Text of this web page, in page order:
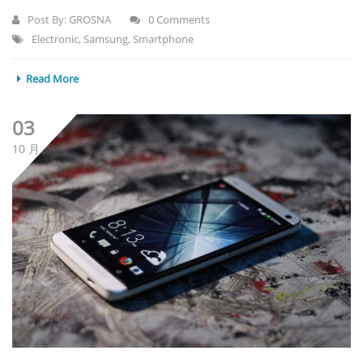
Post By: GROSNA
0 Comments
Electronic, Samsung, Smartphone
Read More
03
10 月